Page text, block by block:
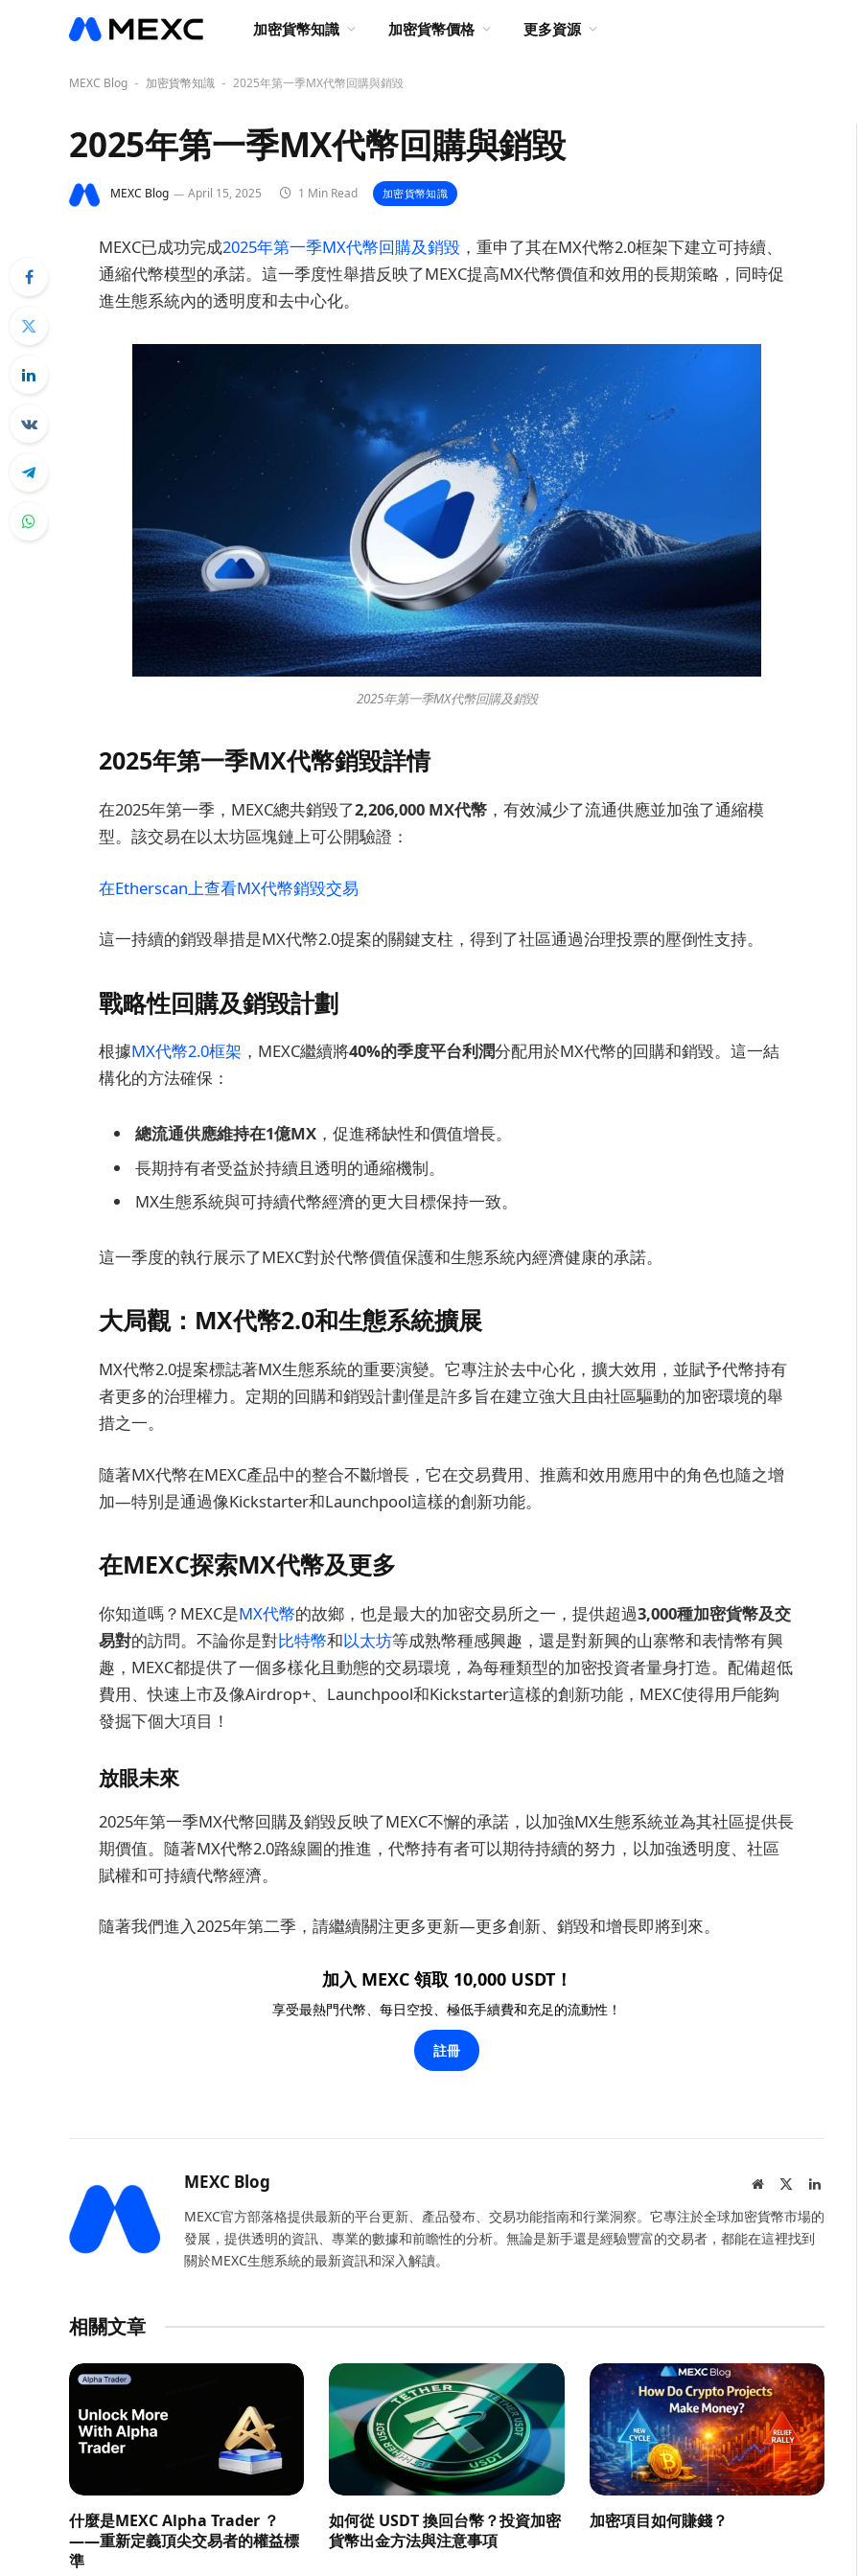
加密貨幣知識 加密貨幣價格 更多資源
MEXC Blog - 加密貨幣知識 - 2025年第一季MX代幣回購與銷毀
2025年第一季MX代幣回購與銷毀
MEXC Blog April 15, 2025 1 Min Read 加密貨幣知識
MEXC已成功完成2025年第一季MX代幣回購及銷毀 ，重申了其在MX代幣2.0框架下建立可持續、
通縮代幣模型的承諾。這一季度性舉措反映了MEXC提高MX代幣價值和效用的長期策略，同時促
進生態系統內的透明度和去中心化。
2025年第一季MX代幣回購及銷毀
2025年第一季MX代幣銷毀詳情
在2025年第一季，MEXC總共銷毀了2,206,000 MX代幣 ，有效減少了流通供應並加強了通縮模
型。該交易在以太坊區塊鏈上可公開驗證：
在Etherscan上查看MX代幣銷毀交易
這一持續的銷毀舉措是MX代幣2.0提案的關鍵支柱，得到了社區通過治理投票的壓倒性支持。
戰略性回購及銷毀計劃
根據MX代幣2.0框架 ，MEXC繼續將40%的季度平台利潤分配用於MX代幣的回購和銷毀。這一結
構化的方法確保：
總流通供應維持在1億MX ，促進稀缺性和價值增長。
長期持有者受益於持續且透明的通縮機制。
MX生態系統與可持續代幣經濟的更大目標保持一致。
這一季度的執行展示了MEXC對於代幣價值保護和生態系統內經濟健康的承諾。
大局觀：MX代幣2.0和生態系統擴展
MX代幣2.0提案標誌著MX生態系統的重要演變。它專注於去中心化，擴大效用，並賦予代幣持有
者更多的治理權力。定期的回購和銷毀計劃僅是許多旨在建立強大且由社區驅動的加密環境的舉
措之一。
隨著MX代幣在MEXC產品中的整合不斷增長，它在交易費用、推薦和效用應用中的角色也隨之增
加—特別是通過像Kickstarter和Launchpool這樣的創新功能。
在MEXC探索MX代幣及更多
你知道嗎？MEXC是MX代幣的故鄉，也是最大的加密交易所之一，提供超過3,000種加密貨幣及交
易對的訪問。不論你是對比特幣和以太坊等成熟幣種感興趣，還是對新興的山寨幣和表情幣有興
趣，MEXC都提供了一個多樣化且動態的交易環境，為每種類型的加密投資者量身打造。配備超低
費用、快速上市及像Airdrop+、Launchpool和Kickstarter這樣的創新功能，MEXC使得用戶能夠
發掘下個大項目！
放眼未來
2025年第一季MX代幣回購及銷毀反映了MEXC不懈的承諾，以加強MX生態系統並為其社區提供長
期價值。隨著MX代幣2.0路線圖的推進，代幣持有者可以期待持續的努力，以加強透明度、社區
賦權和可持續代幣經濟。
隨著我們進入2025年第二季，請繼續關注更多更新—更多創新、銷毀和增長即將到來。
加入 MEXC 領取 10,000 USDT！
享受最熱門代幣、每日空投、極低手續費和充足的流動性！
註冊
MEXC Blog Website
MEXC官方部落格提供最新的平台更新、產品發布、交易功能指南和行業洞察。它專注於全球加密貨幣市場的
發展，提供透明的資訊、專業的數據和前瞻性的分析。無論是新手還是經驗豐富的交易者，都能在這裡找到
關於MEXC生態系統的最新資訊和深入解讀。
相關文章
什麼是MEXC Alpha Trader ？
——重新定義頂尖交易者的權益標
準
如何從 USDT 換回台幣？投資加密
貨幣出金方法與注意事項
加密項目如何賺錢？